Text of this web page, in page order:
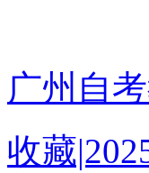
广州自
收藏